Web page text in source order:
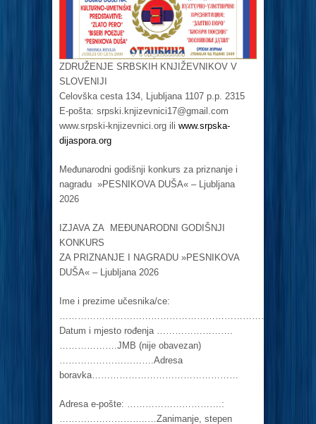
ZDRUŽENJE SRBSKIH KNJIŽEVNIKOV V
SLOVENIJI
Celovška cesta 134, Ljubljana 1107 p.p. 2315
E-pošta: srpski.knjizevnici17@gmail.com
www.srpski-knjizevnici.org ili www.srpska-
dijaspora.org
Međunarodni godišnji konkurs za priznanje i
nagradu »PESNIKOVA DUŠA« – Ljubljana
2026
IZJAVA ZA MEĐUNARODNI GODIŠNJI
KONKURS
ZA PRIZNANJE I NAGRADU »PESNIKOVA
DUŠA« – Ljubljana 2026
Ime i prezime učesnika/ce:
………………………………………………………………
Datum i mjesto rođenja …………………….
……………….JMB (nije obavezan)
………………………….Adresa
boravka…………………………………………
Adresa e-pošte: ………………………….:
………………………..…Zanimanje, stepen